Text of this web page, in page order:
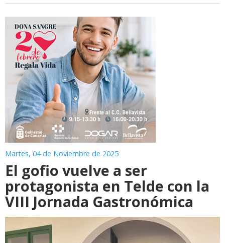
Martes, 04 de Noviembre de 2025
El gofio vuelve a ser
protagonista en Telde con la
VIII Jornada Gastronómica